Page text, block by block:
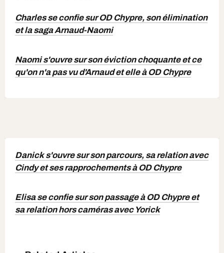
Charles se confie sur OD Chypre, son élimination
et la saga Arnaud-Naomi
Naomi s'ouvre sur son éviction choquante et ce
qu'on n'a pas vu d'Arnaud et elle à OD Chypre
Danick s'ouvre sur son parcours, sa relation avec
Cindy et ses rapprochements à OD Chypre
Elisa se confie sur son passage à OD Chypre et
sa relation hors caméras avec Yorick